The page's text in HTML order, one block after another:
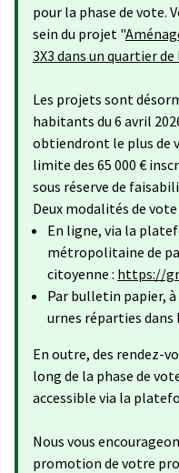
pour la phase de vote.
sein du projet "
3X3 dans un quartier
Les projets sont
habitants du 6 avril
obtiendront le plus de
limite des 65 000 €
sous réserve de
Deux modalités de
En ligne, via la
métropolitaine de
citoyenne : https://
Par bulletin papier,
urnes réparties dans
En outre, des rendez-
long de la phase de
accessible via la
Nous vous
promotion de votre